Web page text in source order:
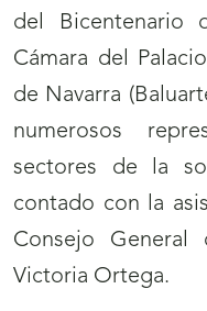
del Bicentenario
Cámara del
de Navarra
numerosos
sectores de la
contado con la
Consejo General
Victoria Ortega.